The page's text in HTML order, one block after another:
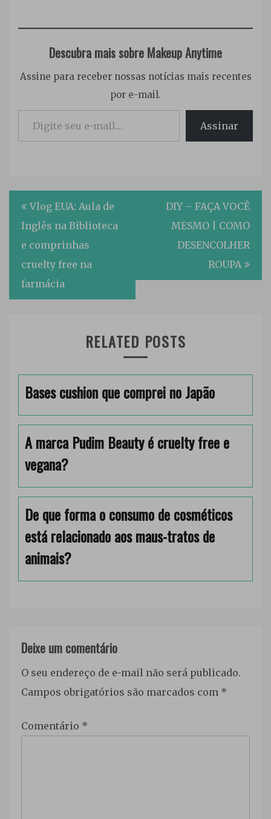
Descubra mais sobre Makeup Anytime
Assine para receber nossas notícias mais recentes
por e-mail.
Digite seu e-mail…
Assinar
Navegação
Post
Vlog EUA: Aula de
Inglês na Biblioteca
e comprinhas
cruelty free na
farmácia
DIY – FAÇA VOCÊ
MESMO | COMO
DESENCOLHER
ROUPA
RELATED POSTS
Bases cushion que comprei no Japão
A marca Pudim Beauty é cruelty free e
vegana?
De que forma o consumo de cosméticos
está relacionado aos maus-tratos de
animais?
Deixe um comentário
O seu endereço de e-mail não será publicado.
Campos obrigatórios são marcados com *
Comentário *